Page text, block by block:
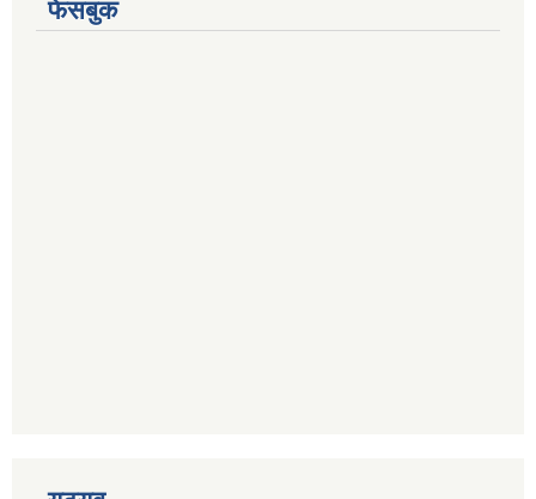
फेसबुक